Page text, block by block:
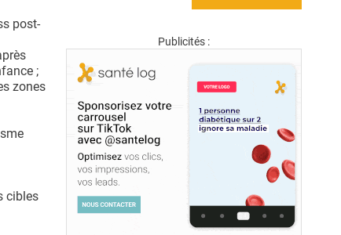
post-
;
zones
cibles
Publicités :